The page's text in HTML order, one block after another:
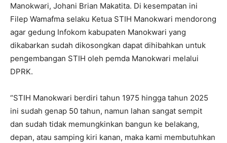
Manokwari, Johani Brian Makatita. Di kesempatan ini
Filep Wamafma selaku Ketua STIH Manokwari mendorong
agar gedung Infokom kabupaten Manokwari yang
dikabarkan sudah dikosongkan dapat dihibahkan untuk
pengembangan STIH oleh pemda Manokwari melalui
DPRK.
“STIH Manokwari berdiri tahun 1975 hingga tahun 2025
ini sudah genap 50 tahun, namun lahan sangat sempit
dan sudah tidak memungkinkan bangun ke belakang,
depan, atau samping kiri kanan, maka kami membutuhkan